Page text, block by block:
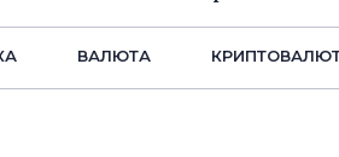
ВАЛЮТА